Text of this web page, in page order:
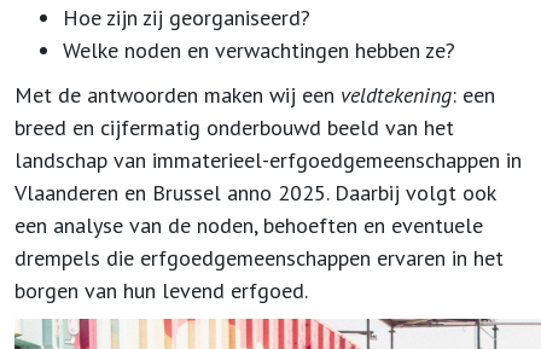
Hoe zijn zij georganiseerd?
Welke noden en verwachtingen hebben ze?
Met de antwoorden maken wij een veldtekening: een
breed en cijfermatig onderbouwd beeld van het
landschap van immaterieel-erfgoedgemeenschappen in
Vlaanderen en Brussel anno 2025. Daarbij volgt ook
een analyse van de noden, behoeften en eventuele
drempels die erfgoedgemeenschappen ervaren in het
borgen van hun levend erfgoed.